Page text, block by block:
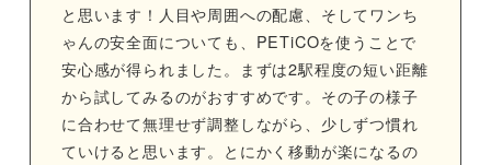
と思います！人目や周囲への配慮、そしてワンち
ゃんの安全面についても、PETiCOを使うことで
安心感が得られました。まずは2駅程度の短い距離
から試してみるのがおすすめです。その子の様子
に合わせて無理せず調整しながら、少しずつ慣れ
ていけると思います。とにかく移動が楽になるの